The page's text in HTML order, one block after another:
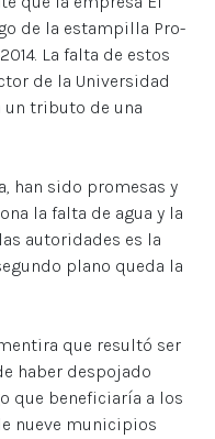
de la estampilla Pro-
La falta de estos
de la Universidad
un tributo de una
han sido promesas y
la falta de agua y la
autoridades es la
plano queda la
que resultó ser
haber despojado
que beneficiaría a los
nueve municipios